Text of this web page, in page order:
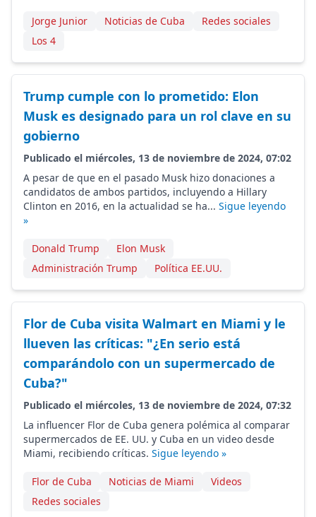
Jorge Junior Noticias de Cuba
Redes sociales
Los 4
Trump cumple con lo prometido: Elon
Musk es designado para un rol clave en su
gobierno
Publicado el miércoles, 13 de noviembre de 2024, 07:02
A pesar de que en el pasado Musk hizo donaciones a
candidatos de ambos partidos, incluyendo a Hillary
Clinton en 2016, en la actualidad se ha... Sigue leyendo
»
Donald Trump
Elon Musk
Administración Trump
Política EE.UU.
Flor de Cuba visita Walmart en Miami y le
llueven las críticas: "¿En serio está
comparándolo con un supermercado de
Cuba?"
Publicado el miércoles, 13 de noviembre de 2024, 07:32
La influencer Flor de Cuba genera polémica al comparar
supermercados de EE. UU. y Cuba en un video desde
Miami, recibiendo críticas. Sigue leyendo »
Flor de Cuba Noticias de Miami
Videos
Redes sociales